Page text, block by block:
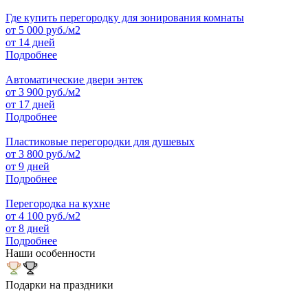
Где купить перегородку для зонирования комнаты
от 5 000 руб./м2
от 14 дней
Подробнее
Автоматические двери энтек
от 3 900 руб./м2
от 17 дней
Подробнее
Пластиковые перегородки для душевых
от 3 800 руб./м2
от 9 дней
Подробнее
Перегородка на кухне
от 4 100 руб./м2
от 8 дней
Подробнее
Наши особенности
Подарки на праздники